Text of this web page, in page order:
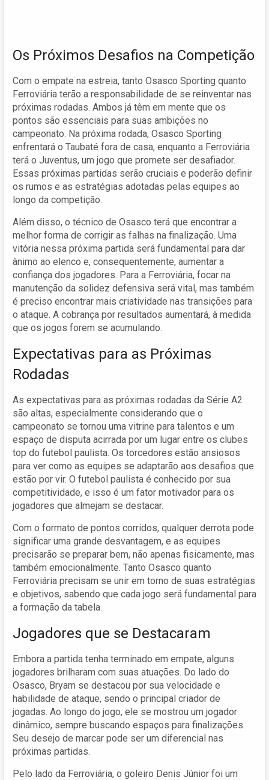
Os Próximos Desafios na Competição
Com o empate na estreia, tanto Osasco Sporting quanto
Ferroviária terão a responsabilidade de se reinventar nas
próximas rodadas. Ambos já têm em mente que os
pontos são essenciais para suas ambições no
campeonato. Na próxima rodada, Osasco Sporting
enfrentará o Taubaté fora de casa, enquanto a Ferroviária
terá o Juventus, um jogo que promete ser desafiador.
Essas próximas partidas serão cruciais e poderão definir
os rumos e as estratégias adotadas pelas equipes ao
longo da competição.
Além disso, o técnico de Osasco terá que encontrar a
melhor forma de corrigir as falhas na finalização. Uma
vitória nessa próxima partida será fundamental para dar
ânimo ao elenco e, consequentemente, aumentar a
confiança dos jogadores. Para a Ferroviária, focar na
manutenção da solidez defensiva será vital, mas também
é preciso encontrar mais criatividade nas transições para
o ataque. A cobrança por resultados aumentará, à medida
que os jogos forem se acumulando.
Expectativas para as Próximas
Rodadas
As expectativas para as próximas rodadas da Série A2
são altas, especialmente considerando que o
campeonato se tornou uma vitrine para talentos e um
espaço de disputa acirrada por um lugar entre os clubes
top do futebol paulista. Os torcedores estão ansiosos
para ver como as equipes se adaptarão aos desafios que
estão por vir. O futebol paulista é conhecido por sua
competitividade, e isso é um fator motivador para os
jogadores que almejam se destacar.
Com o formato de pontos corridos, qualquer derrota pode
significar uma grande desvantagem, e as equipes
precisarão se preparar bem, não apenas fisicamente, mas
também emocionalmente. Tanto Osasco quanto
Ferroviária precisam se unir em torno de suas estratégias
e objetivos, sabendo que cada jogo será fundamental para
a formação da tabela.
Jogadores que se Destacaram
Embora a partida tenha terminado em empate, alguns
jogadores brilharam com suas atuações. Do lado do
Osasco, Bryam se destacou por sua velocidade e
habilidade de ataque, sendo o principal criador de
jogadas. Ao longo do jogo, ele se mostrou um jogador
dinâmico, sempre buscando espaços para finalizações.
Seu desejo de marcar pode ser um diferencial nas
próximas partidas.
Pelo lado da Ferroviária, o goleiro Denis Júnior foi um